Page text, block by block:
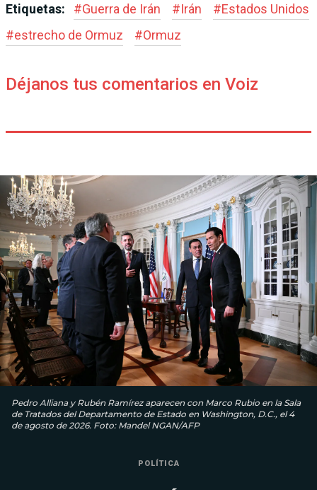
Etiquetas: #Guerra de Irán #Irán #Estados Unidos
#estrecho de Ormuz #Ormuz
Déjanos tus comentarios en Voiz
Pedro Alliana y Rubén Ramírez aparecen con Marco Rubio en la Sala
de Tratados del Departamento de Estado en Washington, D.C., el 4
de agosto de 2026. Foto: Mandel NGAN/AFP
POLÍTICA